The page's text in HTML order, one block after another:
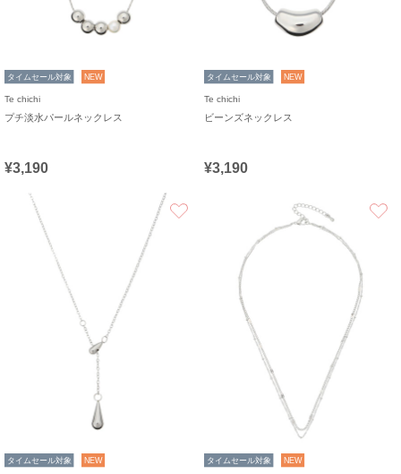
タイムセール対象 NEW
Te chichi
プチ淡水パールネックレス
¥3,190
タイムセール対象 NEW
Te chichi
ビーンズネックレス
¥3,190
タイムセール対象 NEW タイムセール対象 NEW